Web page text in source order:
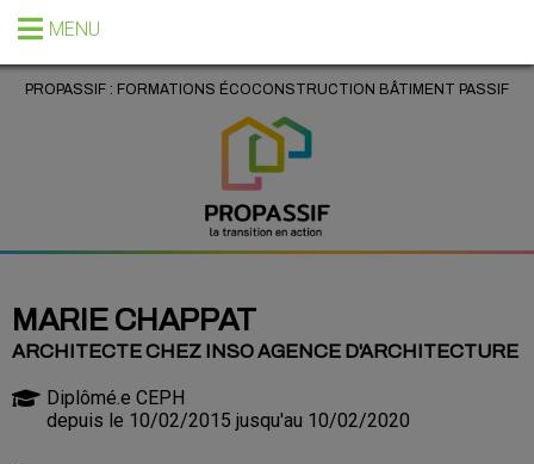
MENU
PROPASSIF : FORMATIONS ÉCOCONSTRUCTION BÂTIMENT PASSIF
MARIE CHAPPAT
ARCHITECTE CHEZ INSO AGENCE D'ARCHITECTURE
Diplômé.e CEPH
depuis le 10/02/2015 jusqu'au 10/02/2020